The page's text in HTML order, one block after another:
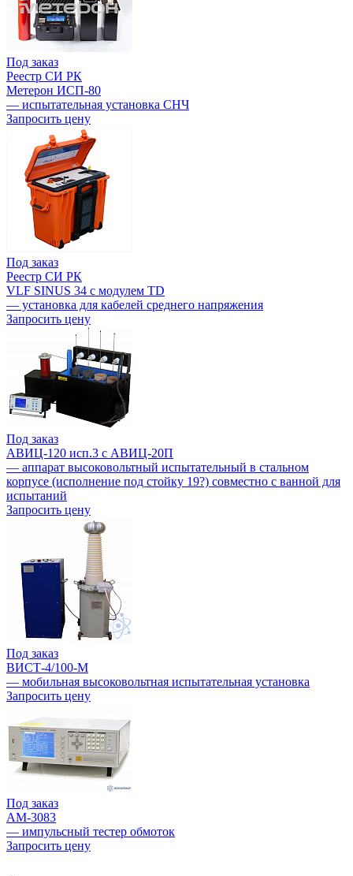
Под заказ
Реестр СИ РК
Метерон ИСП-80
— испытательная установка СНЧ
Запросить цену
Под заказ
Реестр СИ РК
VLF SINUS 34 с модулем TD
— установка для кабелей среднего напряжения
Запросить цену
Под заказ
АВИЦ-120 исп.3 c АВИЦ-20П
— аппарат высоковольтный испытательный в стальном
корпусе (исполнение под стойку 19?) совместно с ванной для
испытаний
Запросить цену
Под заказ
ВИСТ-4/100-М
— мобильная высоковольтная испытательная установка
Запросить цену
Под заказ
АМ-3083
— импульсный тестер обмоток
Запросить цену